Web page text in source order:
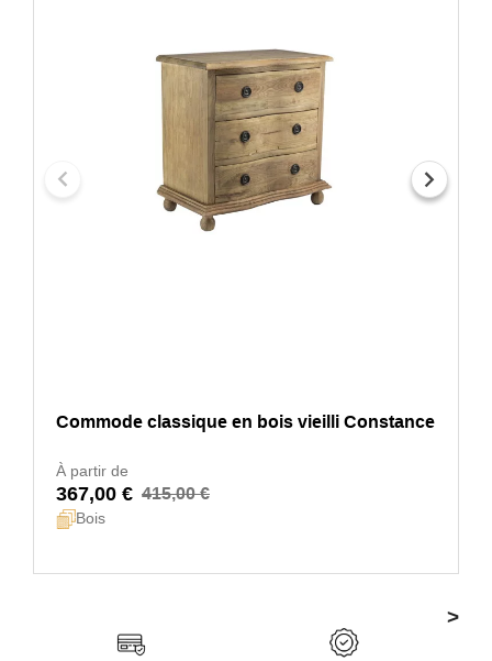
Commode classique en bois vieilli Constance
À partir de
367,00 € 415,00 €
Bois
>